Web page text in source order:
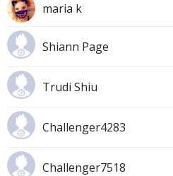
maria k
Shiann Page
Trudi Shiu
Challenger4283
Challenger7518